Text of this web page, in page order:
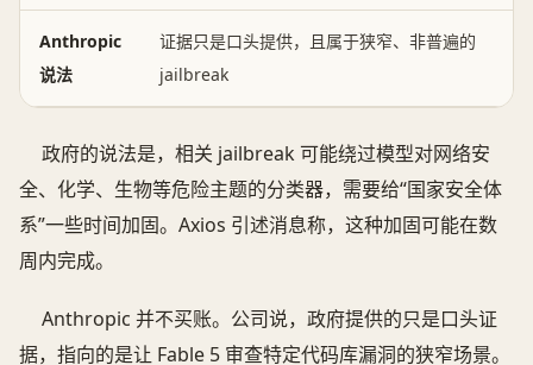
Anthropic
说法
证据只是口头提供，且属于狭窄、非普遍的
jailbreak
政府的说法是，相关 jailbreak 可能绕过模型对网络安
全、化学、生物等危险主题的分类器，需要给“国家安全体
系”一些时间加固。Axios 引述消息称，这种加固可能在数
周内完成。
Anthropic 并不买账。公司说，政府提供的只是口头证
据，指向的是让 Fable 5 审查特定代码库漏洞的狭窄场景。